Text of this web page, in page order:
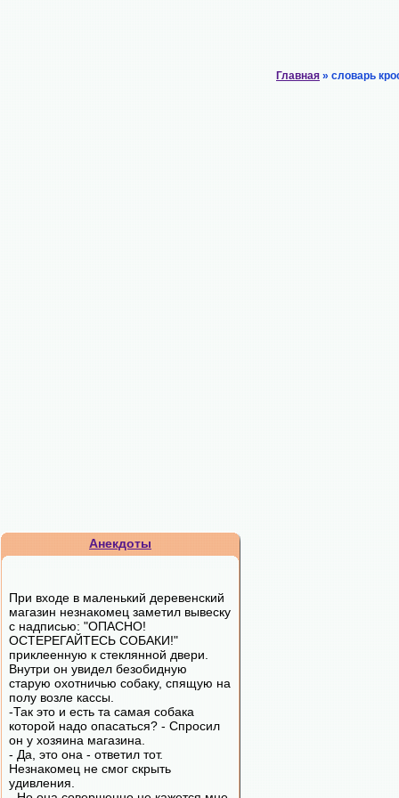
Анекдоты
При входе в маленький деревенский
магазин незнакомец заметил вывеску
с надписью: "ОПАСНО!
ОСТЕРЕГАЙТЕСЬ СОБАКИ!"
приклеенную к стеклянной двери.
Внутри он увидел безобидную
старую охотничью собаку, спящую на
полу возле кассы.
-Так это и есть та самая собака
которой надо опасаться? - Спросил
он у хозяина магазина.
- Да, это она - ответил тот.
Незнакомец не смог скрыть
удивления.
Главная » словарь